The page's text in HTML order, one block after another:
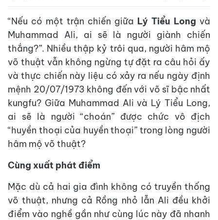
“Nếu có một trận chiến giữa Lý Tiểu Long và
Muhammad Ali, ai sẽ là người giành chiến
thắng?”. Nhiều thập kỷ trôi qua, người hâm mộ
võ thuật vẫn không ngừng tự đặt ra câu hỏi ấy
và thực chiến này liệu có xảy ra nếu ngày định
mệnh 20/07/1973 không đến với võ sĩ bậc nhất
kungfu? Giữa Muhammad Ali và Lý Tiểu Long,
ai sẽ là người “choán” được chức vô địch
“huyền thoại của huyền thoại” trong lòng người
hâm mộ võ thuật?
Cùng xuất phát điểm
Mặc dù cả hai gia đình không có truyền thống
võ thuật, nhưng cả Rồng nhỏ lẫn Ali đều khởi
điểm vào nghề gần như cùng lúc này đã nhanh